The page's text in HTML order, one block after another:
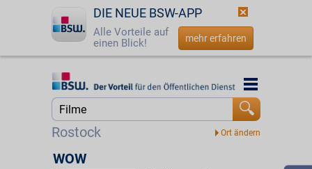
DIE NEUE BSW-APP
Alle Vorteile auf
einen Blick!
mehr erfahren
Startseite
Rostock
Startseite
WOW